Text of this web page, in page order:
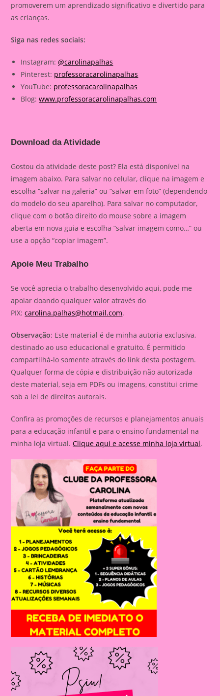
promoverem um aprendizado significativo e divertido para
as crianças.
Siga nas redes sociais:
Instagram:@carolinapalhas
Pinterest: professoracarolinapalhas
YouTube: professoracarolinapalhas
Blog:www.professoracarolinapalhas.com
Download da Atividade
Gostou da atividade deste post? Ela está disponível na
imagem abaixo. Para salvar no celular, clique na imagem e
escolha “salvar na galeria” ou “salvar em foto” (dependendo
do modelo do seu aparelho). Para salvar no computador,
clique com o botão direito do mouse sobre a imagem
aberta em nova guia e escolha “salvar imagem como…” ou
use a opção “copiar imagem”.
Apoie Meu Trabalho
Se você aprecia o trabalho desenvolvido aqui, pode me
apoiar doando qualquer valor através do
PIX:carolina.palhas@hotmail.com.
Observação: Este material é de minha autoria exclusiva,
destinado ao uso educacional e gratuito. É permitido
compartilhá-lo somente através do link desta postagem.
Qualquer forma de cópia e distribuição não autorizada
deste material, seja em PDFs ou imagens, constitui crime
sob a lei de direitos autorais.
Confira as promoções de recursos e planejamentos anuais
para a educação infantil e para o ensino fundamental na
minha loja virtual.Clique aqui e acesse minha loja virtual.